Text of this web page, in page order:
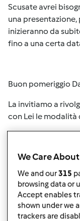
Scusate avrei
una
inizieranno da
fino a una certa
Buon pomeriggio
La invitiamo a
con Lei le modalità
un cordiale saluto
Team Bimby
We Care
We and our315
browsing data or
Accept enables
shown under we
trackers are